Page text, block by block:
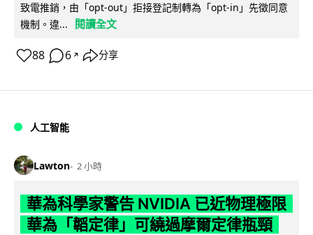
致電推銷，由「opt-out」拒接登記制轉為「opt-in」先徵同意
機制。違...
閱讀全文
88 6 ↗ 分享
人工智能
Lawton 2 小時
華為科學家警告 NVIDIA 已近物理極限
華為「韜定律」可繞過摩爾定律瓶頸